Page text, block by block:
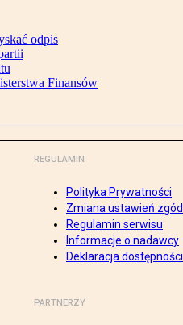
odpis
Finansów
REGULAMIN
Polityka Prywatności
Zmiana ustawień zgód
Regulamin serwisu
Informacje o nadawcy
Deklaracja dostępności
PARTNERZY